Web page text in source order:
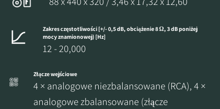
Zakres częstotliwości [+/- 0,5 dB, obciążenie 8 Ω, 3 dB poniżej
mocy znamionowej) [Hz]
12 - 20,000
Złącze wejściowe
4 × analogowe niezbalansowane (RCA), 4 ×
analogowe zbalansowane (złącze